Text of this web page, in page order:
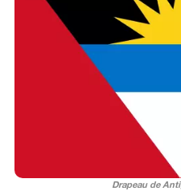
Drapeau de